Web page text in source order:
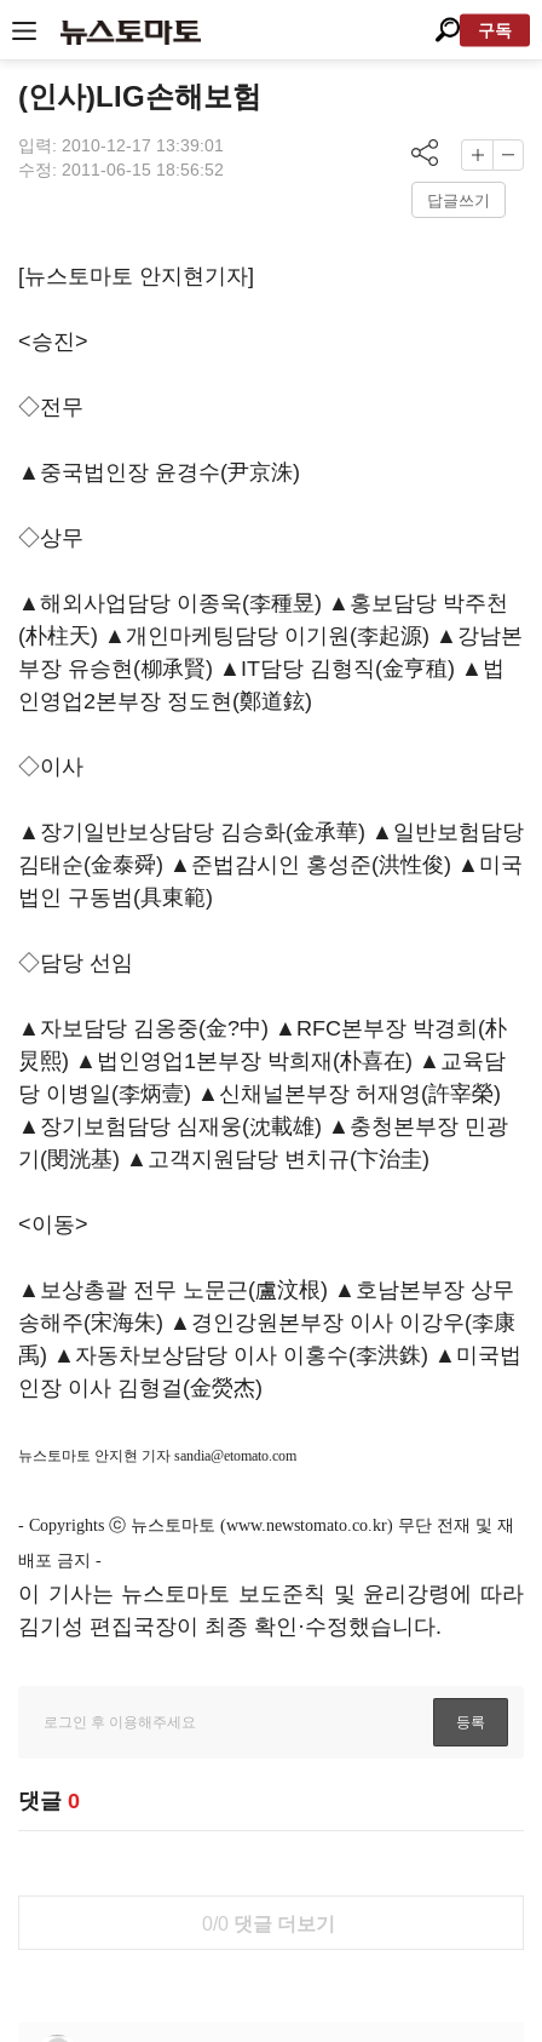
구독
(인사)LIG손해보험
입력: 2010-12-17 13:39:01
수정: 2011-06-15 18:56:52
답글쓰기
[뉴스토마토 안지현기자]
<승진>
◇전무
▲중국법인장 윤경수(尹京洙)
◇상무
▲해외사업담당 이종욱(李種昱) ▲홍보담당 박주천
(朴柱天) ▲개인마케팅담당 이기원(李起源) ▲강남본
부장 유승현(柳承賢) ▲IT담당 김형직(金亨稙) ▲법
인영업2본부장 정도현(鄭道鉉)
◇이사
▲장기일반보상담당 김승화(金承華) ▲일반보험담당
김태순(金泰舜) ▲준법감시인 홍성준(洪性俊) ▲미국
법인 구동범(具東範)
◇담당 선임
▲자보담당 김옹중(金?中) ▲RFC본부장 박경희(朴
炅熙) ▲법인영업1본부장 박희재(朴喜在) ▲교육담
당 이병일(李炳壹) ▲신채널본부장 허재영(許宰榮)
▲장기보험담당 심재웅(沈載雄) ▲충청본부장 민광
기(閔洸基) ▲고객지원담당 변치규(卞治圭)
<이동>
▲보상총괄 전무 노문근(盧汶根) ▲호남본부장 상무
송해주(宋海朱) ▲경인강원본부장 이사 이강우(李康
禹) ▲자동차보상담당 이사 이홍수(李洪銖) ▲미국법
인장 이사 김형걸(金熒杰)
뉴스토마토 안지현 기자 sandia@etomato.com
- Copyrights ⓒ 뉴스토마토 (www.newstomato.co.kr) 무단 전재 및 재
배포 금지 -
이 기사는 뉴스토마토 보도준칙 및 윤리강령에 따라
김기성 편집국장이 최종 확인·수정했습니다.
댓글 0
0/0 댓글 더보기